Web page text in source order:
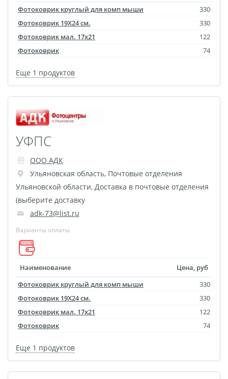
Холст на ДВП
Латексная печать
Фотопечать на
Картины на досках
Фотопечать на дереве
Печать выкроек
Фотопечать больших
размеров
Портреты в стиле
Картины на холсте
Печать чертежей
мольбертом
Roll up
Фото на холсте с карт.
осн. УФ
Пресс-воллы
Флип-Флоп портрет
Фото на металле
Печать на ПВХ пластике
Фотоковрик круглый для комп мыши
330
Фотоковрик 19X24 см.
330
Фотоковрик мал. 17х21
122
Фотоковрик
74
Еще 1 продуктов
УФПС
ООО АДК
Ульяновская область, Почтовые отделения
Ульяновской области, Доставка в почтовые отделения
(выберите доставку
adk-73@list.ru
Варианты оплаты
Наименование
Цена, руб
Фотоковрик круглый для комп мыши
330
Фотоковрик 19X24 см.
330
Фотоковрик мал. 17х21
122
Фотоковрик
74
Еще 1 продуктов